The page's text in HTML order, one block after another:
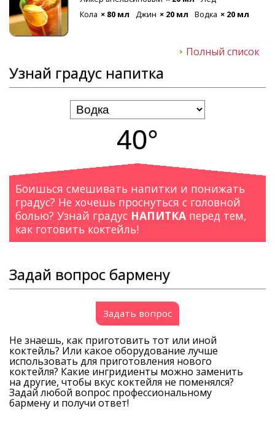
Кола × 80 мл Джин × 20 мл Водка × 20 мл
Полный список
Узнай градус напитка
40°
Боишься смешивать напитки и понижать
градус? Не хочешь проснуться с головной
болью? Узнай градус НАПИТКА перед тем,
как готовить коктейль!
Задай вопрос бармену
Задать вопрос
Не знаешь, как приготовить тот или иной
коктейль? Или какое оборудование лучше
использовать для приготовления нового
коктейля? Какие ингридиенты можно заменить
на другие, чтобы вкус коктейля не поменялся?
Задай любой вопрос профессиональному
бармену и получи ответ!